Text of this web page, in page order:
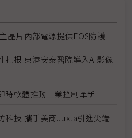
晶片內部電源提供EOS防護
扎根 東港安泰醫院導入AI影像
時軟體推動工業控制革新
科技 攜手美商Juxta引進尖端